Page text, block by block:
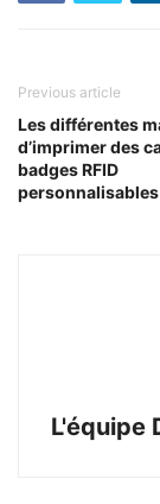
Previous article
Les différentes
d’imprimer des
badges RFID
personnalisables
L'équipe